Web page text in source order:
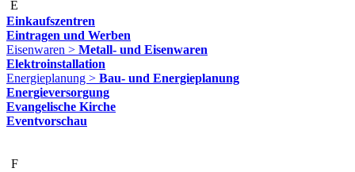
E
Einkaufszentren
Eintragen und Werben
Eisenwaren > Metall- und Eisenwaren
Elektroinstallation
Energieplanung > Bau- und Energieplanung
Energieversorgung
Evangelische Kirche
Eventvorschau
F